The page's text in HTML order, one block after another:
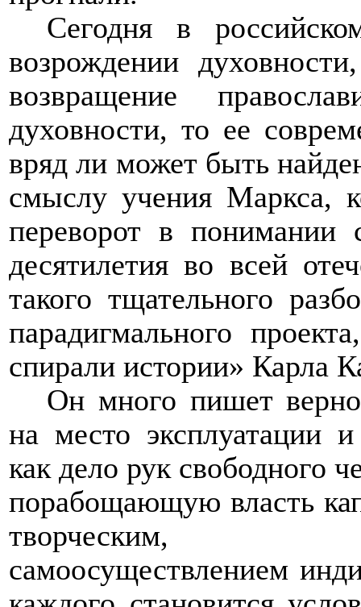
Сегодня в
возрождении
возвращение
духовности, то ее
вряд ли может быть
смыслу учения Маркса,
переворот в понимании
десятилетия во всей
такого тщательного
парадигмального
спирали истории» Карла
Он много пишет
на место эксплуатации
как дело рук свободного
порабощающую власть
творческим,
самоосуществлением